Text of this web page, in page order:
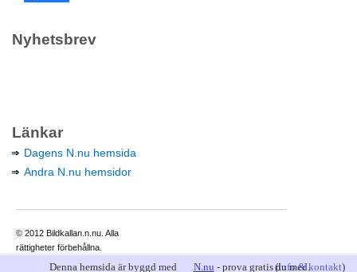
Nyhetsbrev
Länkar
Dagens N.nu hemsida
Andra N.nu hemsidor
© 2012 Bildkallan.n.nu. Alla
rättigheter förbehållna.
Denna hemsida är byggd med N.nu - prova gratis du med.
(info & kontakt)